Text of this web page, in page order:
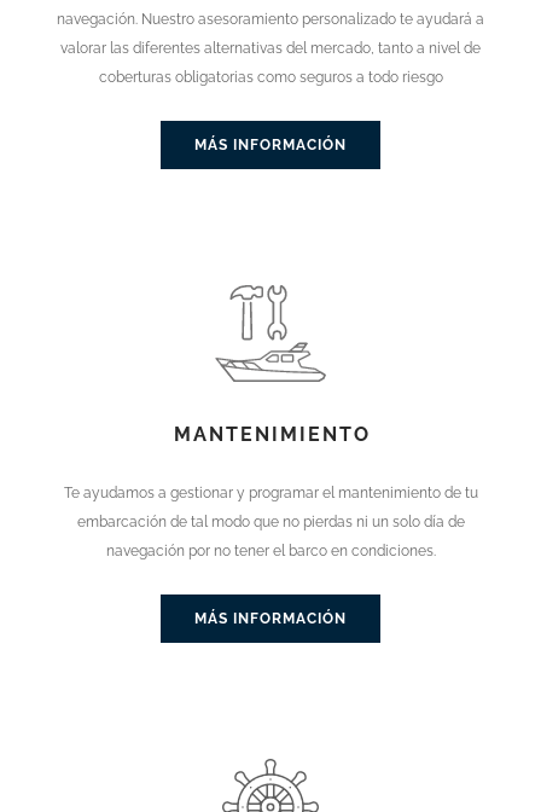
navegación. Nuestro asesoramiento personalizado te ayudará a
valorar las diferentes alternativas del mercado, tanto a nivel de
coberturas obligatorias como seguros a todo riesgo
MÁS INFORMACIÓN
MANTENIMIENTO
Te ayudamos a gestionar y programar el mantenimiento de tu
embarcación de tal modo que no pierdas ni un solo día de
navegación por no tener el barco en condiciones.
MÁS INFORMACIÓN